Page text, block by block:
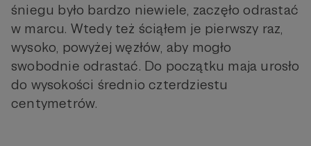
śniegu było bardzo niewiele, zaczęło odrastać
w marcu. Wtedy też ściąłem je pierwszy raz,
wysoko, powyżej węzłów, aby mogło
swobodnie odrastać. Do początku maja urosło
do wysokości średnio czterdziestu
centymetrów.